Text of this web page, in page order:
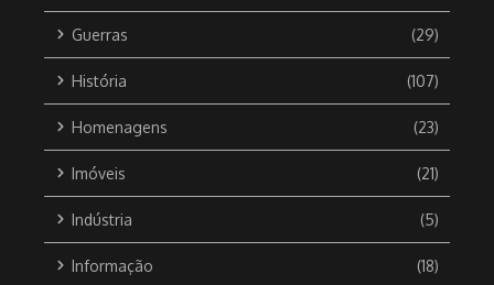
Guerras (29)
História (107)
Homenagens (23)
Imóveis (21)
Indústria (5)
Informação (18)